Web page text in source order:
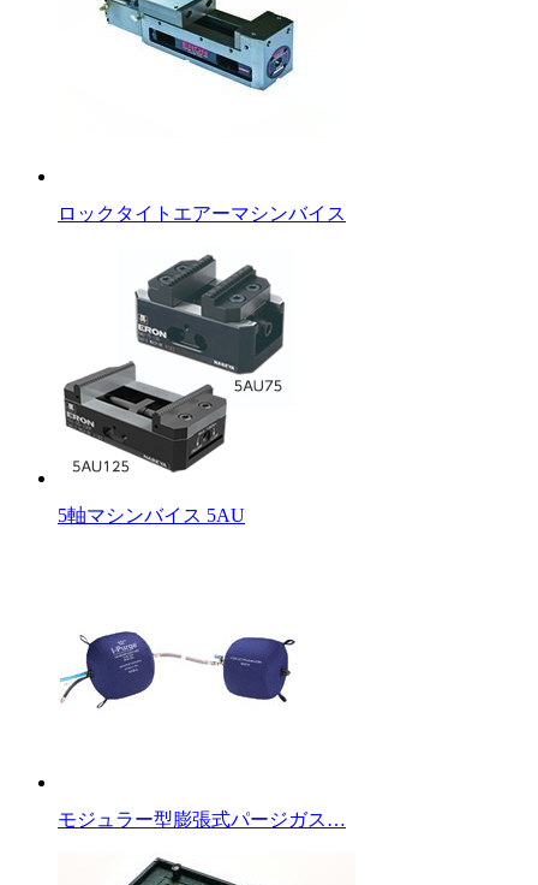
ロックタイトエアーマシンバイス
5軸マシンバイス 5AU
モジュラー型膨張式パージガス…